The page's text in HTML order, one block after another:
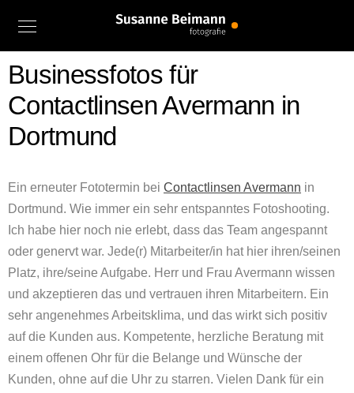
Businessfotos für
Contactlinsen Avermann in
Dortmund
Ein erneuter Fototermin bei Contactlinsen Avermann in
Dortmund. Wie immer ein sehr entspanntes Fotoshooting.
Ich habe hier noch nie erlebt, dass das Team angespannt
oder genervt war. Jede(r) Mitarbeiter/in hat hier ihren/seinen
Platz, ihre/seine Aufgabe. Herr und Frau Avermann wissen
und akzeptieren das und vertrauen ihren Mitarbeitern. Ein
sehr angenehmes Arbeitsklima, und das wirkt sich positiv
auf die Kunden aus. Kompetente, herzliche Beratung mit
einem offenen Ohr für die Belange und Wünsche der
Kunden, ohne auf die Uhr zu starren. Vielen Dank für ein